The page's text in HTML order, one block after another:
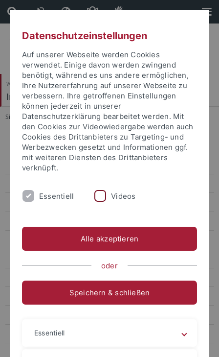
Direkt
zum
Inhalt
Direkt
zur
Fußleiste
Wirtschafts- und Sozialwissenschaftliche Fakultät
Institut für Politikwissenschaft
Sie sind hier: Startseite ... PleasureHome
Mitarbeiter
Forschung
HELP-Initiative
Demokratiemonitor Baden-Württemberg 2016/17
Datenschutzeinstellungen
Auf unserer Webseite werden Cookies
verwendet. Einige davon werden zwingend
benötigt, während es uns andere ermöglichen,
Ihre Nutzererfahrung auf unserer Webseite zu
verbessern. Ihre getroffenen Einstellungen
können jederzeit in unserer
Datenschutzerklärung bearbeitet werden. Mit
den Cookies zur Videowiedergabe werden auch
Cookies des Drittanbieters zu Targeting- und
Werbezwecken gesetzt und Informationen ggf.
mit weiteren Diensten des Drittanbieters
verknüpft.
Essentiell Videos
Alle akzeptieren
oder
Speichern & schließen
Essentiell